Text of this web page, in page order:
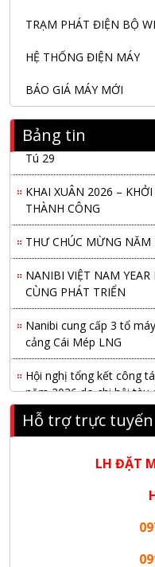
TRẠM PHÁT ĐIỆN BỘ
HỆ THỐNG ĐIỆN MÁY
BÁO GIÁ MÁY MỚI
Bảng tin
Nanibi Cung Cấp Động
Tú 29
KHAI XUÂN 2026 –
THÀNH CÔNG
THƯ CHÚC MỪNG NĂM
NANIBI VIỆT NAM
CÙNG PHÁT TRIỂN
Nanibi cung cấp 3 tổ
cảng Cái Mép LNG
Hội nghị tổng kết công
năm 2026 do chi hội tàu
NANIBI khai trương văn
phát triển bền vững
Tập đoàn Công nghiệp
Nanibi Cung Cấp Động
Hỗ trợ trực tuyến
LH ĐẶT